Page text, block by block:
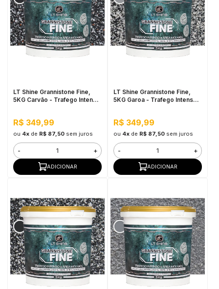
LT Shine Grannistone Fine,
5KG Carvão - Trafego Intenso
R$ 349,99
ou 4xde R$ 87,50 sem juros
- +
ADICIONAR
LT Shine Grannistone Fine,
5KG Garoa - Trafego Intenso
R$ 349,99
ou 4xde R$ 87,50 sem juros
- +
ADICIONAR